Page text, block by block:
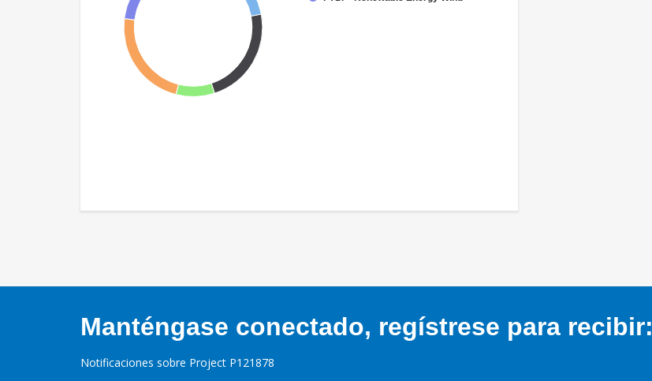
Manténgase conectado, regístrese para recibir:
Notificaciones sobre Project P121878